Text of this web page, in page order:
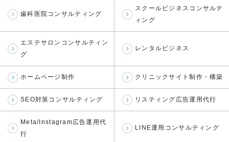
歯科医院コンサルティング
スクールビジネスコンサルテ
ィング
エステサロンコンサルティン
グ
レンタルビジネス
ホームページ制作 クリニックサイト制作・構築
SEO対策コンサルティング リスティング広告運用代行
Meta/Instagram広告運用代
行
LINE運用コンサルティング